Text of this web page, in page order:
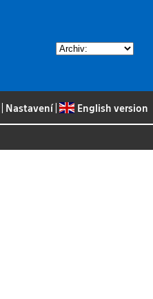
Nastavení| English version